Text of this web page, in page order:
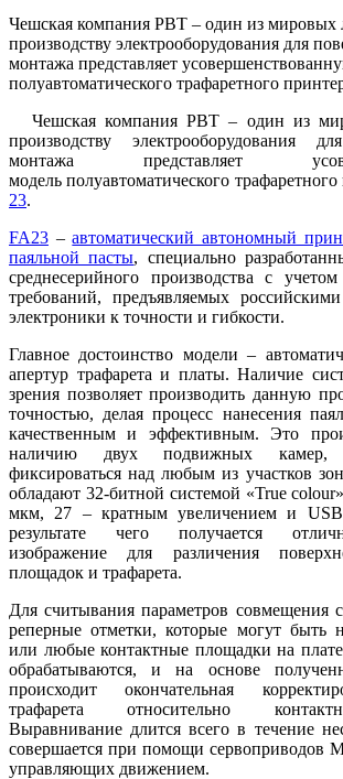
Чешская компания PBT – один из мировых
производству электрооборудования для
монтажа представляет
полуавтоматического трафаретного
Чешская компания PBT – один из
производству электрооборудования
монтажа представляет
модель полуавтоматического
23.
FA23 –автоматический автономный
паяльной пасты, специально
среднесерийного производства с
требований, предъявляемых
электроники к точности и гибкости.
Главное достоинство модели –
апертур трафарета и платы. Наличие
зрения позволяет производить данную
точностью, делая процесс нанесения
качественным и эффективным. Это
наличию двух подвижных камер,
фиксироваться над любым из участков
обладают 32-битной системой «True
мкм, 27 – кратным увеличением и
результате чего получается
изображение для различения
площадок и трафарета.
Для считывания параметров совмещения
реперные отметки, которые могут быть
или любые контактные площадки на
обрабатываются, и на основе
происходит окончательная
трафарета относительно
Выравнивание длится всего в течение
совершается при помощи сервоприводов
управляющих движением.